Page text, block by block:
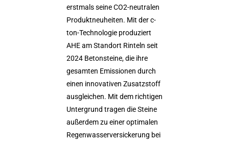
erstmals seine CO2-neutralen
Produktneuheiten. Mit der c-
ton-Technologie produziert
AHE am Standort Rinteln seit
2024 Betonsteine, die ihre
gesamten Emissionen durch
einen innovativen Zusatzstoff
ausgleichen. Mit dem richtigen
Untergrund tragen die Steine
außerdem zu einer optimalen
Regenwasserversickerung bei